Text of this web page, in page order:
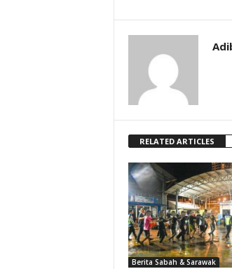
RELATED ARTICLES
Berita Sabah & Sarawak